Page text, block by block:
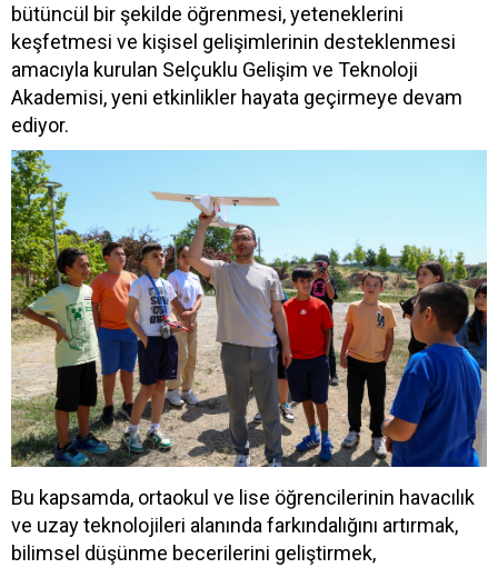
bütüncül bir şekilde öğrenmesi, yeteneklerini
keşfetmesi ve kişisel gelişimlerinin desteklenmesi
amacıyla kurulan Selçuklu Gelişim ve Teknoloji
Akademisi, yeni etkinlikler hayata geçirmeye devam
ediyor.
Bu kapsamda, ortaokul ve lise öğrencilerinin havacılık
ve uzay teknolojileri alanında farkındalığını artırmak,
bilimsel düşünme becerilerini geliştirmek,